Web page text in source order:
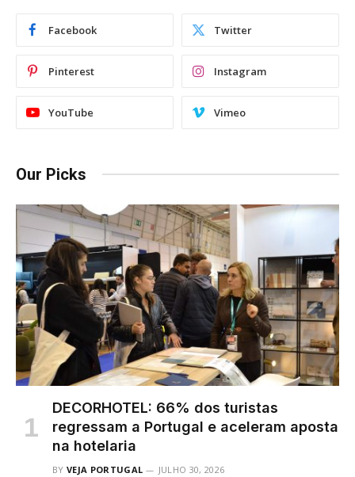
Facebook Twitter
Pinterest Instagram
YouTube Vimeo
Our Picks
DECORHOTEL: 66% dos turistas
regressam a Portugal e aceleram aposta
na hotelaria
BY VEJA PORTUGAL JULHO 30, 2026